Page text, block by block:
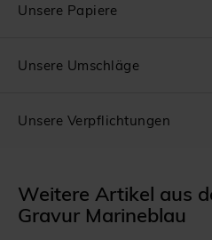
Weitere Artikel aus
Gravur Marineblau
Unsere Papiere
Unsere Umschläge
Unsere Verpflichtungen